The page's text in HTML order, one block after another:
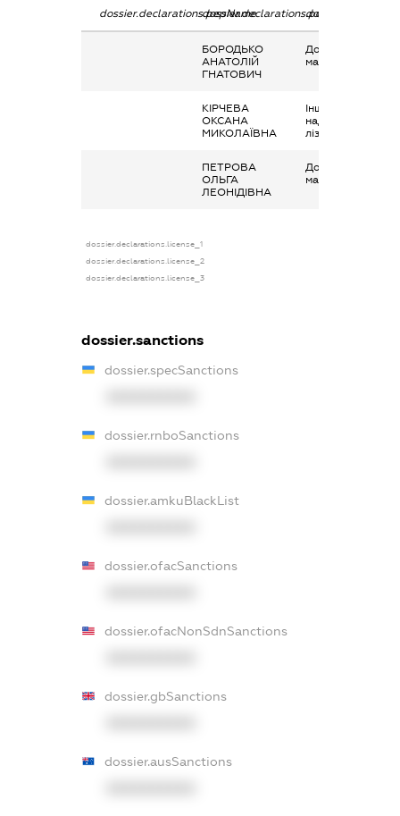
dossier.declarations.pepNamedossier.declarations.personName
БОРОДЬКО
АНАТОЛІЙ
ГНАТОВИЧ
Дохід від
майна в оренду
КІРЧЕВА
ОКСАНА
МИКОЛАЇВНА
Інше, Дохід від
надання майна в
лізинг
ПЕТРОВА
ОЛЬГА
ЛЕОНІДІВНА
Дохід від
майна в оренду
dossier.declarations.license_1
dossier.declarations.license_2
dossier.declarations.license_3
dossier.sanctions
dossier.specSanctions
dossier.rnboSanctions
dossier.amkuBlackList
dossier.ofacSanctions
dossier.ofacNonSdnSanctions
dossier.gbSanctions
dossier.ausSanctions